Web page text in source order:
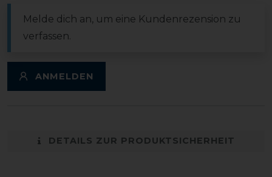
Melde dich an, um eine Kundenrezension zu
verfassen.
ANMELDEN
DETAILS ZUR PRODUKTSICHERHEIT